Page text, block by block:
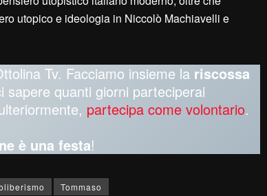
utopico e ideologia in Niccolò Machiavelli e
Tv. Facciamo insieme la riscossa
sapere quanti giorni parteciperai
partecipa come volontario.
è una festa!
Tommaso